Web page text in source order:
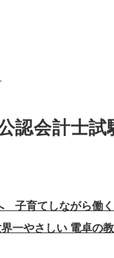
認会計士
子育てしながら働
界一やさしい 電卓の